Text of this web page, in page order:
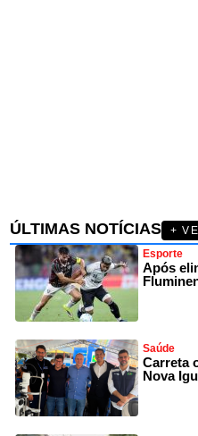
ÚLTIMAS NOTÍCIAS
+
Esporte
Após
Saúde
Carreta
Nova